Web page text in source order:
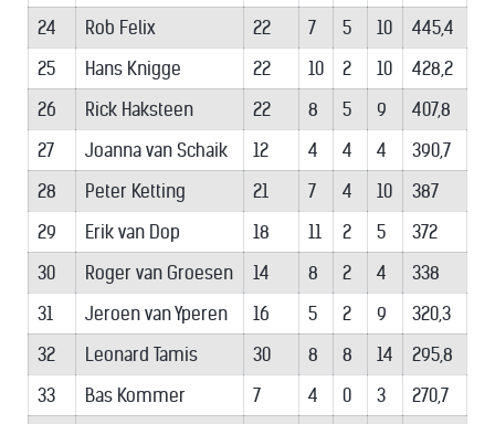
24
Rob Felix 22 7 5 10
445,4
25
Hans Knigge 22 10 2 10
428,2
26
Rick Haksteen 22 8 5 9
407,8
27
Joanna van Schaik 12 4 4 4
390,7
28
Peter Ketting 21 7 4 10
387
29
Erik van Dop 18 11 2 5
372
30
Roger van Groesen 14 8 2 4
338
31
Jeroen van Yperen 16 5 2 9
320,3
32
Leonard Tamis 30 8 8 14
295,8
33
Bas Kommer 7 4 0 3
270,7